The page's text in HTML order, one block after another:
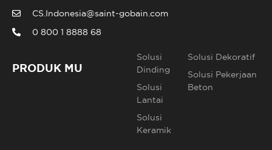
CS.Indonesia@saint-gobain.com
0 800 1 8888 68
PRODUK MU
Solusi
Dinding
Solusi
Lantai
Solusi
Keramik
Solusi Dekoratif
Solusi Pekerjaan
Beton